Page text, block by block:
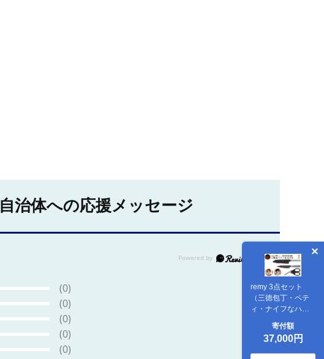
remy 3点セット
（三徳包丁・ペテ
ィ・ナイフなハサ
ミ）（平野レミ・
和田明日香監修）
【最長5ヶ月】を目
安に発送 関市
寄付額
37,000円
自治体への応援メッセージ
(0)
(0)
(0)
(0)
(0)